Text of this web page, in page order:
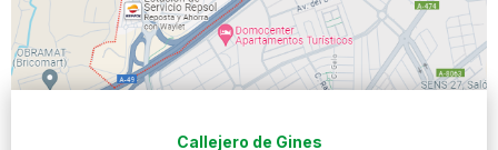
Callejero de Gines